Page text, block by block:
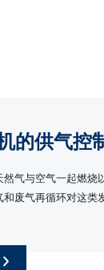
的供气控
气与空气一起燃烧
废气再循环对这类